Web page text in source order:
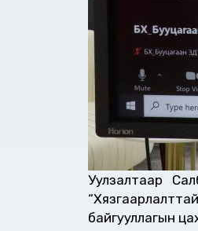
Уулзалтаар
байгууллагын